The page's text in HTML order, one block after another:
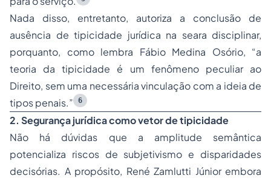
Nada disso, entretanto, autoriza a conclusão de
ausência de tipicidade jurídica na seara disciplinar,
porquanto, como lembra Fábio Medina Osório, “a
teoria da tipicidade é um fenômeno peculiar ao
Direito, sem uma necessária vinculação com a ideia de
tipos penais.”
6
2. Segurança jurídica como vetor de tipicidade
Não há dúvidas que a amplitude semântica
potencializa riscos de subjetivismo e disparidades
decisórias. A propósito, René Zamlutti Júnior embora